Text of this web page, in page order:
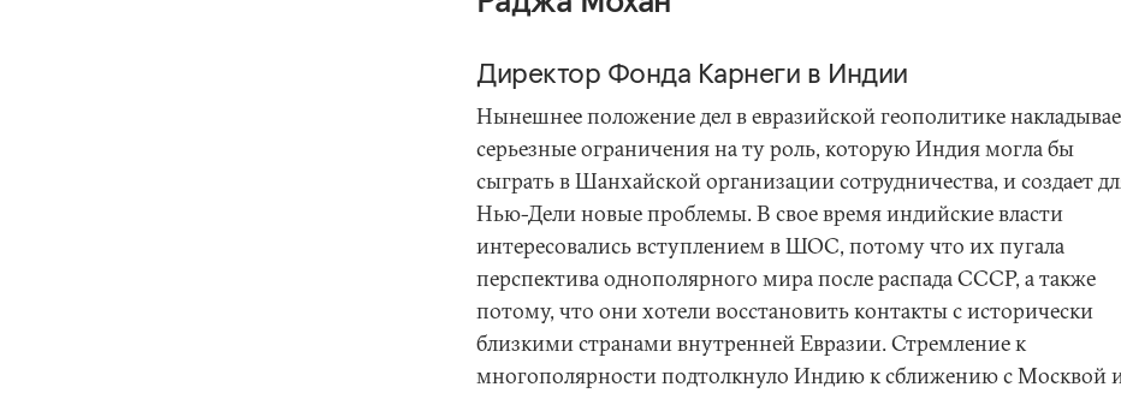
Директор Фонда Карнеги в Индии
Нынешнее положение дел в евразийской геополитике
серьезные ограничения на ту роль, которую Индия могла бы
сыграть в Шанхайской организации сотрудничества, и создает
Нью-Дели новые проблемы. В свое время индийские власти
интересовались вступлением в ШОС, потому что их пугала
перспектива однополярного мира после распада СССР, а также
потому, что они хотели восстановить контакты с исторически
близкими странами внутренней Евразии. Стремление к
многополярности подтолкнуло Индию к сближению с Москвой